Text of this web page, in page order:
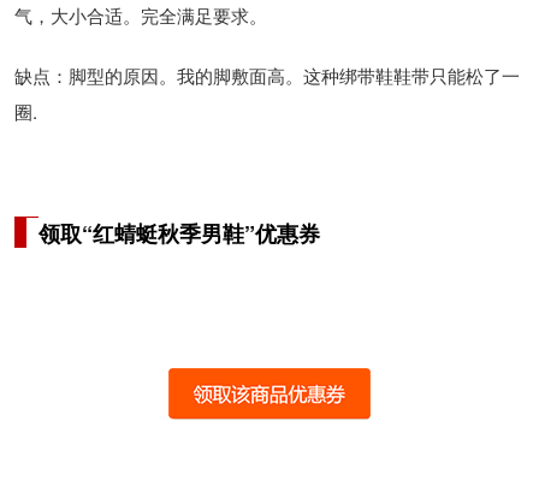
气，大小合适。完全满足要求。
缺点：脚型的原因。我的脚敷面高。这种绑带鞋鞋带只能松了一
圈.
领取“红蜻蜓秋季男鞋”优惠券